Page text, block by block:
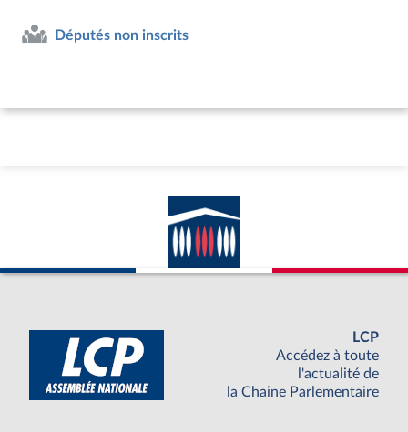
Députés non inscrits
LCP
Accédez à toute
l'actualité de
la Chaine Parlementaire